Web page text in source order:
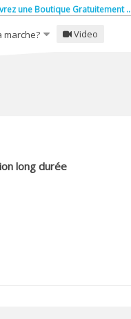
une Boutique Gratuitement ..
marche? Video
long durée